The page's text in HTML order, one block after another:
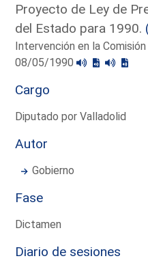
Proyecto de Ley de
del Estado para 1990.
Intervención en la
08/05/1990
Cargo
Diputado por Valladolid
Autor
Gobierno
Fase
Dictamen
Diario de sesiones